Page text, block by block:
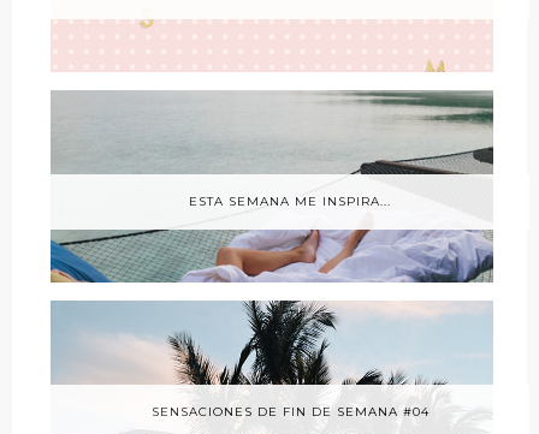
ESTA SEMANA ME INSPIRA...
SENSACIONES DE FIN DE SEMANA #04